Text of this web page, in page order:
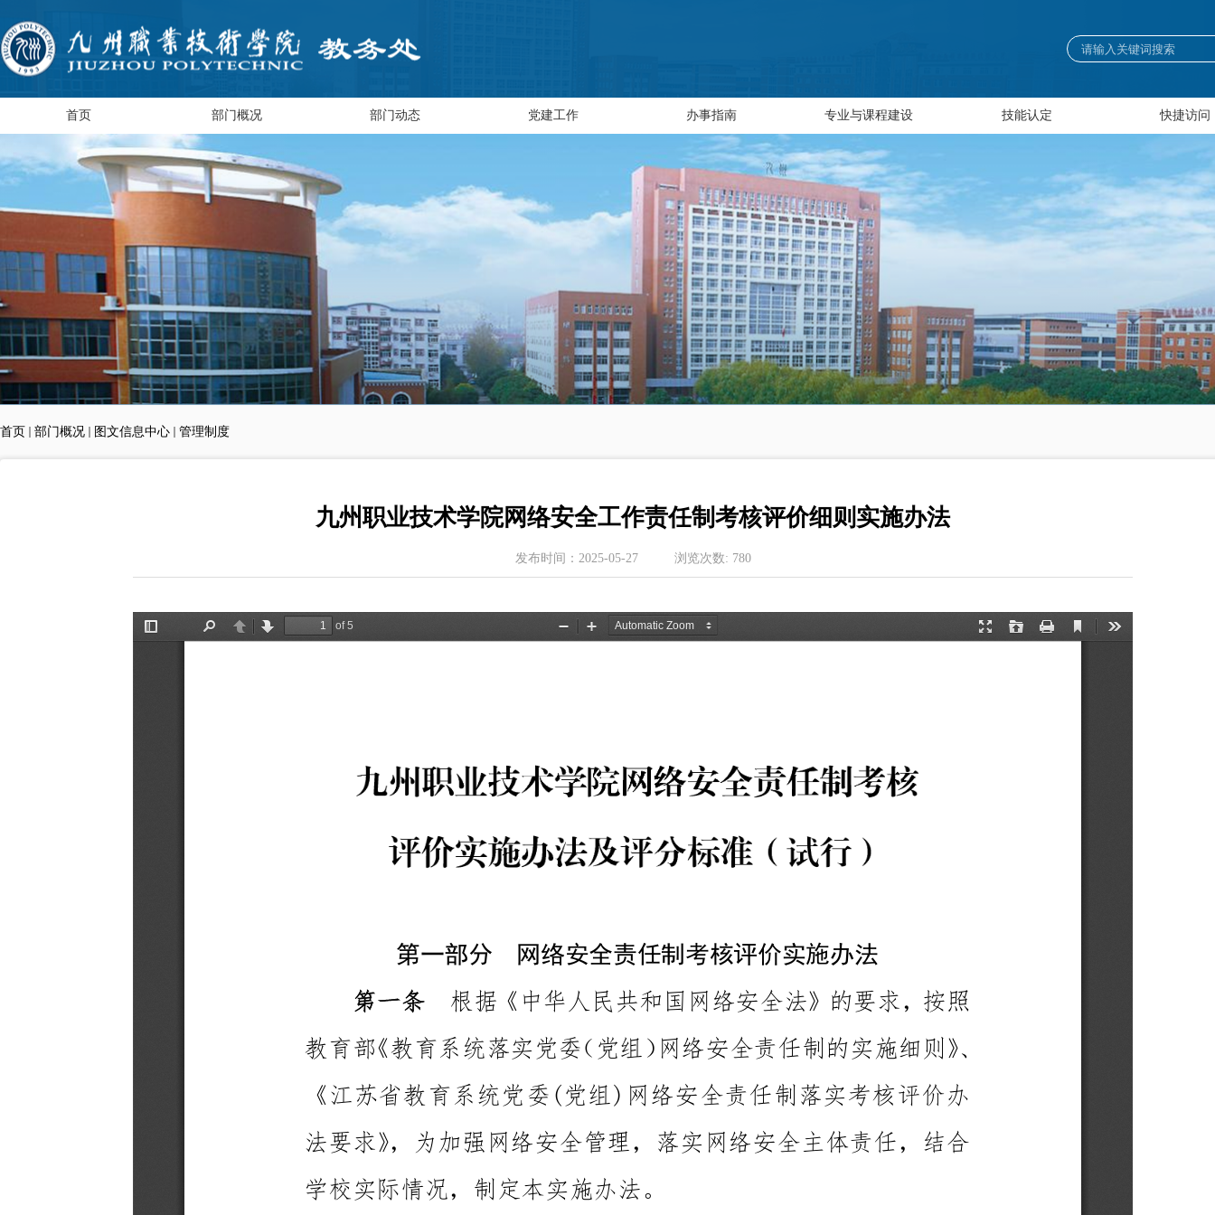
首页 部门概况 部门动态 党建工作 办事指南 专业与课程建设 技能认定 快捷访问
首页 部门概况 图文信息中心 管理制度
九州职业技术学院网络安全工作责任制考核评价细则实施办法
发布时间： 2025-05-27 浏览次数: 780